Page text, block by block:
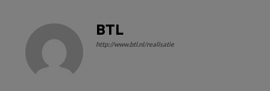
BTL
http://www.btl.nl/realisatie